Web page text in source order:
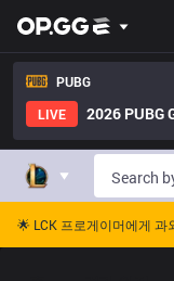
PUBG
LIVE
2026 PUBG
🌟 LCK 프로게이머에게 과